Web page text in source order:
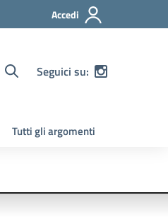
Accedi
Seguici su:
Tutti gli argomenti